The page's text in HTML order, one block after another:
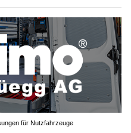
für Nutzfahrzeuge